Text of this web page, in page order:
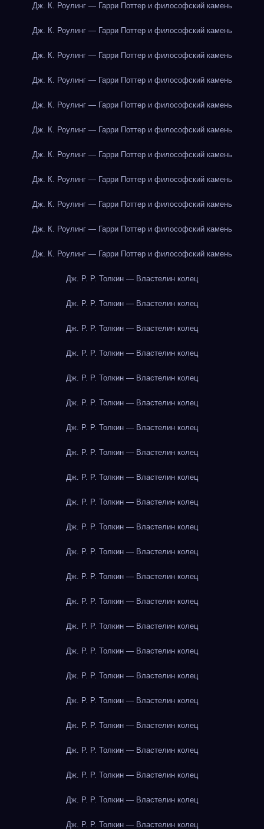
Дж. К. Роулинг — Гарри Поттер и философский камень
Дж. К. Роулинг — Гарри Поттер и философский камень
Дж. К. Роулинг — Гарри Поттер и философский камень
Дж. К. Роулинг — Гарри Поттер и философский камень
Дж. К. Роулинг — Гарри Поттер и философский камень
Дж. К. Роулинг — Гарри Поттер и философский камень
Дж. К. Роулинг — Гарри Поттер и философский камень
Дж. К. Роулинг — Гарри Поттер и философский камень
Дж. К. Роулинг — Гарри Поттер и философский камень
Дж. К. Роулинг — Гарри Поттер и философский камень
Дж. К. Роулинг — Гарри Поттер и философский камень
Дж. Р. Р. Толкин — Властелин колец
Дж. Р. Р. Толкин — Властелин колец
Дж. Р. Р. Толкин — Властелин колец
Дж. Р. Р. Толкин — Властелин колец
Дж. Р. Р. Толкин — Властелин колец
Дж. Р. Р. Толкин — Властелин колец
Дж. Р. Р. Толкин — Властелин колец
Дж. Р. Р. Толкин — Властелин колец
Дж. Р. Р. Толкин — Властелин колец
Дж. Р. Р. Толкин — Властелин колец
Дж. Р. Р. Толкин — Властелин колец
Дж. Р. Р. Толкин — Властелин колец
Дж. Р. Р. Толкин — Властелин колец
Дж. Р. Р. Толкин — Властелин колец
Дж. Р. Р. Толкин — Властелин колец
Дж. Р. Р. Толкин — Властелин колец
Дж. Р. Р. Толкин — Властелин колец
Дж. Р. Р. Толкин — Властелин колец
Дж. Р. Р. Толкин — Властелин колец
Дж. Р. Р. Толкин — Властелин колец
Дж. Р. Р. Толкин — Властелин колец
Дж. Р. Р. Толкин — Властелин колец
Дж. Р. Р. Толкин — Властелин колец